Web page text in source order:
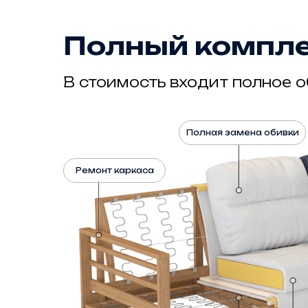
Полный
В стоимость входит полное
Полная замена обивки
Ремонт каркаса